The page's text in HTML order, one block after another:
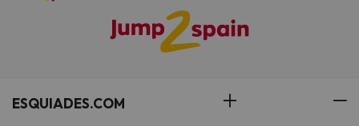
ESQUIADES.COM